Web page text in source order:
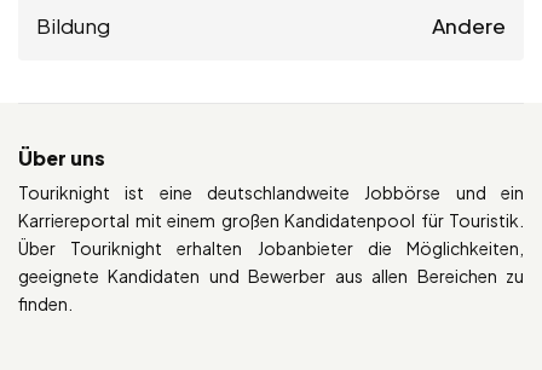
Bildung Andere
Über uns
Touriknight ist eine deutschlandweite Jobbörse und ein
Karriereportal mit einem großen Kandidatenpool für Touristik.
Über Touriknight erhalten Jobanbieter die Möglichkeiten,
geeignete Kandidaten und Bewerber aus allen Bereichen zu
finden.